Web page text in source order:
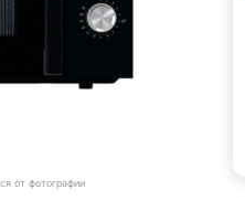
от фотографии